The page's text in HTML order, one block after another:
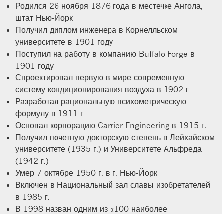
Родился 26 ноября 1876 года в местечке Ангола,
штат Нью-Йорк
Получил диплом инженера в Корнелльском
университете в 1901 году
Поступил на работу в компанию Buffalo Forge в
1901 году
Спроектировал первую в мире современную
систему кондиционирования воздуха в 1902 г
Разработал рациональную психометрическую
формулу в 1911 г
Основал корпорацию Carrier Engineering в 1915 г.
Получил почетную докторскую степень в Лейхайском
университете (1935 г.) и Университете Альфреда
(1942 г.)
Умер 7 октябре 1950 г. в г. Нью-Йорк
Включен в Национальный зал славы изобретателей
в 1985 г.
В 1998 назван одним из «100 наиболее